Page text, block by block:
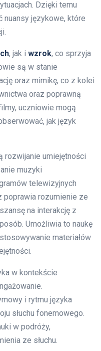
Dzięki temu
językowe, które
, jak i wzrok, co sprzyja
są w stanie
oraz mimikę, co z kolei
oraz poprawną
uczniowie mogą
jak język
rozwijanie umiejętności
muzyki
telewizyjnych
poprawia rozumienie ze
na interakcję z
Umożliwia to naukę
materiałów
w kontekście
i rytmu języka
słuchu fonemowego.
w podróży,
ze słuchu.